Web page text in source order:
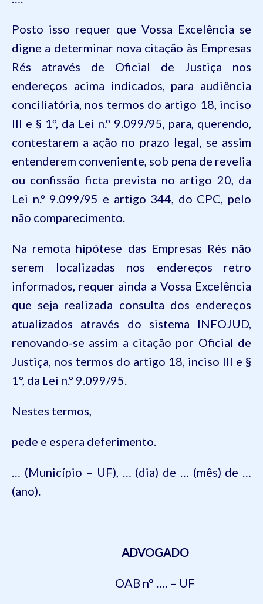
Posto isso requer que Vossa Excelência se
digne a determinar nova citação às Empresas
Rés através de Oficial de Justiça nos
endereços acima indicados, para audiência
conciliatória, nos termos do artigo 18, inciso
III e § 1º, da Lei n.º 9.099/95, para, querendo,
contestarem a ação no prazo legal, se assim
entenderem conveniente, sob pena de revelia
ou confissão ficta prevista no artigo 20, da
Lei n.º 9.099/95 e artigo 344, do CPC, pelo
não comparecimento.
Na remota hipótese das Empresas Rés não
serem localizadas nos endereços retro
informados, requer ainda a Vossa Excelência
que seja realizada consulta dos endereços
atualizados através do sistema INFOJUD,
renovando-se assim a citação por Oficial de
Justiça, nos termos do artigo 18, inciso III e §
1º, da Lei n.º 9.099/95.
Nestes termos,
pede e espera deferimento.
… (Município – UF), … (dia) de … (mês) de …
(ano).
ADVOGADO
OAB n° …. – UF